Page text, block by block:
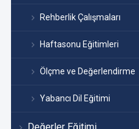
Rehberlik Çalışmaları
Haftasonu Eğitimleri
Ölçme ve Değerlendirme
Yabancı Dil Eğitimi